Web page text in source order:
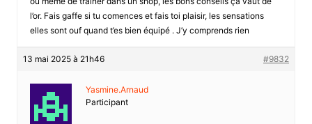
l’or. Fais gaffe si tu comences et fais toi plaisir, les sensations
elles sont ouf quand t’es bien équipé . J’y comprends rien
13 mai 2025 à 21h46 #9832
Yasmine.Arnaud
Participant